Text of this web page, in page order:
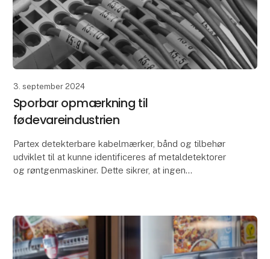
3. september 2024
Sporbar opmærkning til
fødevareindustrien
Partex detekterbare kabelmærker, bånd og tilbehør
udviklet til at kunne identificeres af metaldetektorer
og røntgenmaskiner. Dette sikrer, at ingen